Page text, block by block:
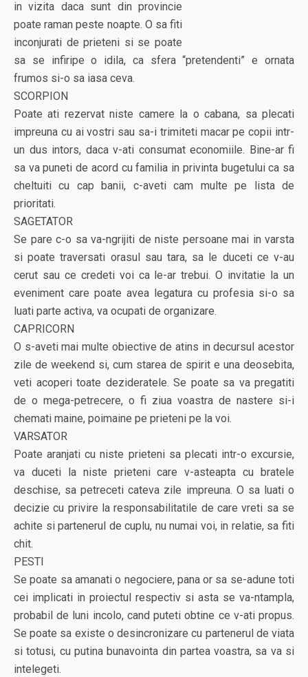
in vizita daca sunt din provincie
poate raman peste noapte. O sa fiti
inconjurati de prieteni si se poate
sa se infiripe o idila, ca sfera “pretendenti” e ornata
frumos si-o sa iasa ceva.
SCORPION
Poate ati rezervat niste camere la o cabana, sa plecati
impreuna cu ai vostri sau sa-i trimiteti macar pe copii intr-
un dus intors, daca v-ati consumat economiile. Bine-ar fi
sa va puneti de acord cu familia in privinta bugetului ca sa
cheltuiti cu cap banii, c-aveti cam multe pe lista de
prioritati.
SAGETATOR
Se pare c-o sa va-ngrijiti de niste persoane mai in varsta
si poate traversati orasul sau tara, sa le duceti ce v-au
cerut sau ce credeti voi ca le-ar trebui. O invitatie la un
eveniment care poate avea legatura cu profesia si-o sa
luati parte activa, va ocupati de organizare.
CAPRICORN
O s-aveti mai multe obiective de atins in decursul acestor
zile de weekend si, cum starea de spirit e una deosebita,
veti acoperi toate dezideratele. Se poate sa va pregatiti
de o mega-petrecere, o fi ziua voastra de nastere si-i
chemati maine, poimaine pe prieteni pe la voi.
VARSATOR
Poate aranjati cu niste prieteni sa plecati intr-o excursie,
va duceti la niste prieteni care v-asteapta cu bratele
deschise, sa petreceti cateva zile impreuna. O sa luati o
decizie cu privire la responsabilitatile de care vreti sa se
achite si partenerul de cuplu, nu numai voi, in relatie, sa fiti
chit.
PESTI
Se poate sa amanati o negociere, pana or sa se-adune toti
cei implicati in proiectul respectiv si asta se va-ntampla,
probabil de luni incolo, cand puteti obtine ce v-ati propus.
Se poate sa existe o desincronizare cu partenerul de viata
si totusi, cu putina bunavointa din partea voastra, sa va si
intelegeti.